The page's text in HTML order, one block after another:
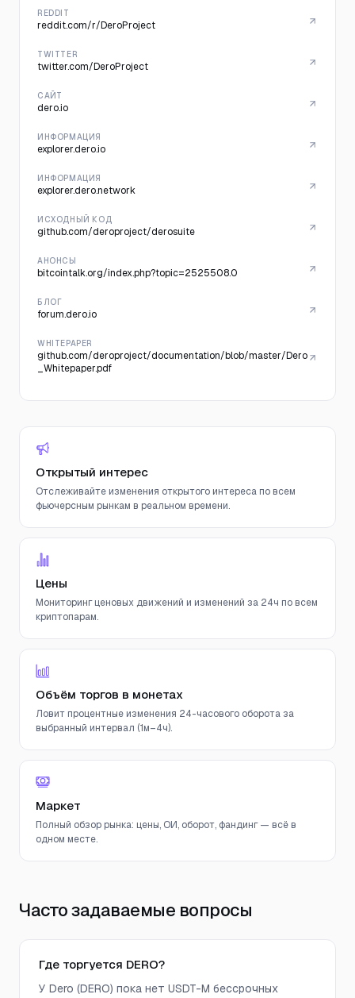
REDDIT
reddit.com/r/DeroProject
TWITTER
twitter.com/DeroProject
САЙТ
dero.io
ИНФОРМАЦИЯ
explorer.dero.io
ИНФОРМАЦИЯ
explorer.dero.network
ИСХОДНЫЙ КОД
github.com/deroproject/derosuite
АНОНСЫ
bitcointalk.org/index.php?topic=2525508.0
БЛОГ
forum.dero.io
WHITEPAPER
github.com/deroproject/documentation/blob/master/Dero
_Whitepaper.pdf
Открытый интерес
Отслеживайте изменения открытого интереса по всем
фьючерсным рынкам в реальном времени.
Цены
Мониторинг ценовых движений и изменений за 24ч по всем
криптопарам.
Объём торгов в монетах
Ловит процентные изменения 24-часового оборота за
выбранный интервал (1м–4ч).
Маркет
Полный обзор рынка: цены, ОИ, оборот, фандинг — всё в
одном месте.
Часто задаваемые вопросы
Где торгуется DERO?
У Dero (DERO) пока нет USDT-M бессрочных